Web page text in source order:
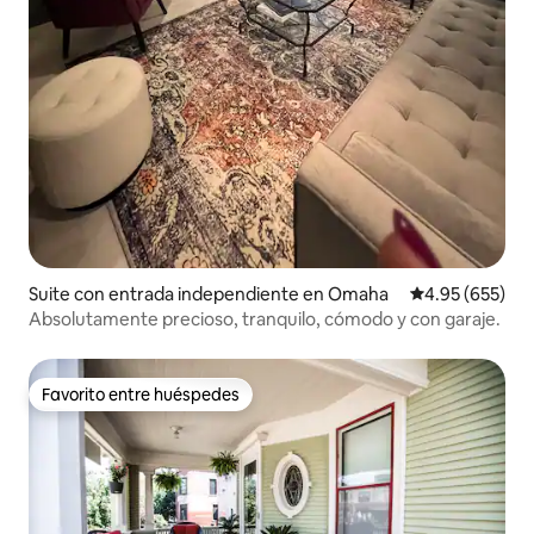
Suite con entrada independiente en Omaha Calificación
4.95 (655)
Absolutamente precioso, tranquilo, cómodo y con garaje.
Favorito entre huéspedes
Favorito entre huéspedes